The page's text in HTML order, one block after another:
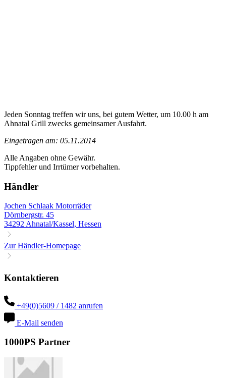
Jeden Sonntag treffen wir uns, bei gutem Wetter, um 10.00 h am
Ahnatal Grill zwecks gemeinsamer Ausfahrt.
Eingetragen am: 05.11.2014
Alle Angaben ohne Gewähr.
Tippfehler und Irrtümer vorbehalten.
Händler
Jochen Schlaak Motorräder
Dörnbergstr. 45
34292 Ahnatal/Kassel, Hessen
Zur Händler-Homepage
Kontaktieren
+49(0)5609 / 1482 anrufen
E-Mail senden
1000PS Partner